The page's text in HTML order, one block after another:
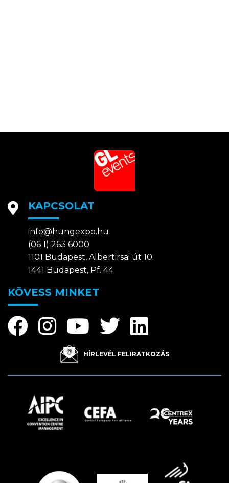
KAPCSOLAT
info@hungexpo.hu
(06 1) 263 6000
1101 Budapest, Albertirsai út 10.
1441 Budapest, Pf. 44.
KÖVESS MINKET
HÍRLEVÉL FELIRATKOZÁS